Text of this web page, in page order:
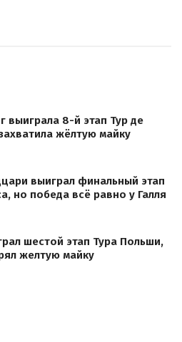
выиграла 8-й этап Тур де
жёлтую майку
выиграл финальный этап
но победа всё равно у Галля
шестой этап Тура Польши,
желтую майку